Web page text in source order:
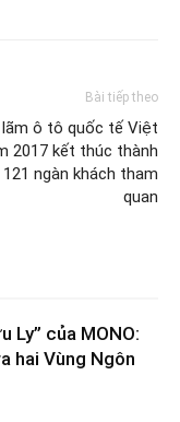
Bài tiếp theo
lãm ô tô quốc tế Việt
2017 kết thúc thành
ngàn khách tham
quan
Ly” của MONO:
hai Vùng Ngôn